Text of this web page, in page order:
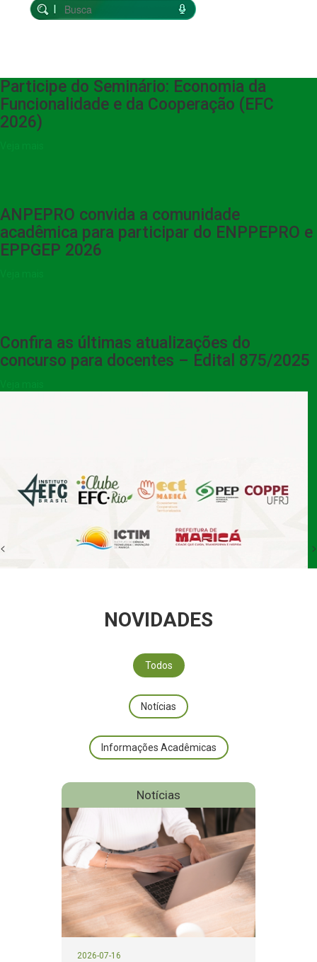
Participe do Seminário: Economia da
Funcionalidade e da Cooperação (EFC
2026)
ANPEPRO convida a comunidade
acadêmica para participar do ENPPEPRO e
EPPGEP 2026
Confira as últimas atualizações do
concurso para docentes – Edital 875/2025
< >
NOVIDADES
Todos
Notícias
Informações Acadêmicas
Notícias
2026-07-16